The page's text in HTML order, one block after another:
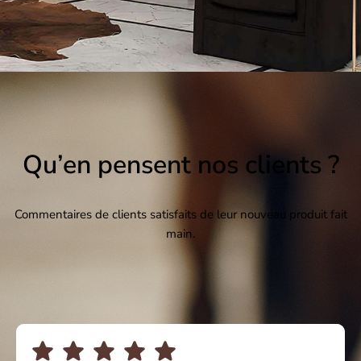
Qu’en pensent nos clients ?
Commentaires de clients satisfaits de leur nouveau produit fait
main.